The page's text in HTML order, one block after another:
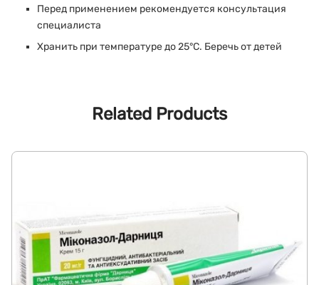
Перед применением рекомендуется консультация
специалиста
Хранить при температуре до 25°C. Беречь от детей
Related Products